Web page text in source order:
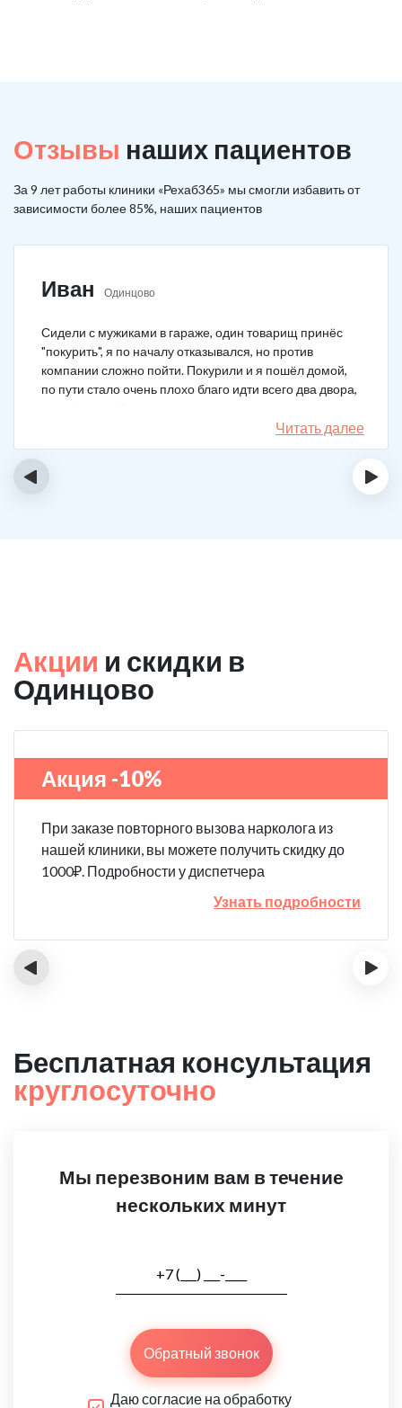
Отзывы наших пациентов
За 9 лет работы клиники «Рехаб365» мы смогли избавить от
зависимости более 85%, наших пациентов
Иван Одинцово
Сидели с мужиками в гараже, один товарищ принёс
"покурить", я по началу отказывался, но против
компании сложно пойти. Покурили и я пошёл домой,
по пути стало очень плохо благо идти всего два двора,
чувствовал что точно, что-то не так. Спасибо большое,
что быстро приехали, поставили капельницу и уже
меня начало отпускать. После оказалось, что товарищ
Читать далее
‹ ›
Акции и скидки в
Одинцово
Акция -10%
При заказе повторного вызова нарколога из
нашей клиники, вы можете получить скидку до
1000₽. Подробности у диспетчера
Узнать подробности
‹ ›
Бесплатная консультация
круглосуточно
Мы перезвоним вам в течение
нескольких минут
Обратный звонок
Даю согласие на обработку